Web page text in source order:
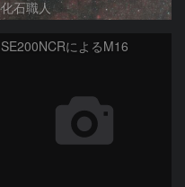
化石職人
SE200NCRによるM16